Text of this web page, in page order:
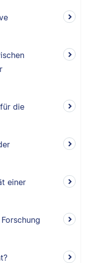
die
einer